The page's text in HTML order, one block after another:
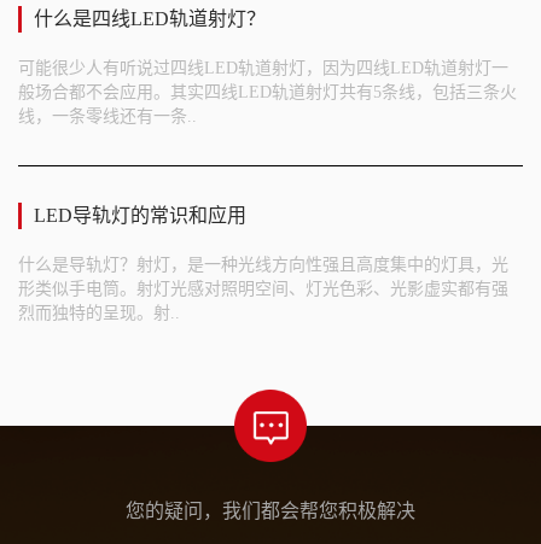
什么是四线LED轨道射灯？
可能很少人有听说过四线LED轨道射灯，因为四线LED轨道射灯一
般场合都不会应用。其实四线LED轨道射灯共有5条线，包括三条火
线，一条零线还有一条..
LED导轨灯的常识和应用
什么是导轨灯？射灯，是一种光线方向性强且高度集中的灯具，光
形类似手电筒。射灯光感对照明空间、灯光色彩、光影虚实都有强
烈而独特的呈现。射..
您的疑问，我们都会帮您积极解决